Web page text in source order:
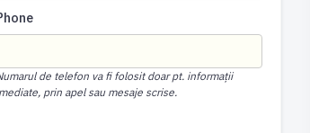
de telefon va fi folosit doar pt. informații
prin apel sau mesaje scrise.